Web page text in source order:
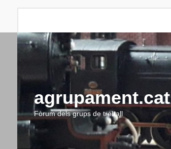
agrupament.cat
Fòrum dels grups de treball